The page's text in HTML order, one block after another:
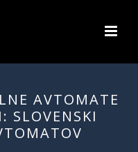
AVTOMATE
SLOVENSKI